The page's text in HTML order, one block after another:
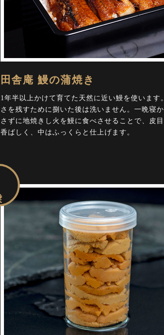
田舎庵 鰻の蒲焼き
1年半以上かけて育てた天然に近い鰻を使います
さを残すために捌いた後は洗いません。一晩寝
さずに地焼きし火を鰻に食べさせることで、皮
香ばしく、中はふっくらと仕上げます。